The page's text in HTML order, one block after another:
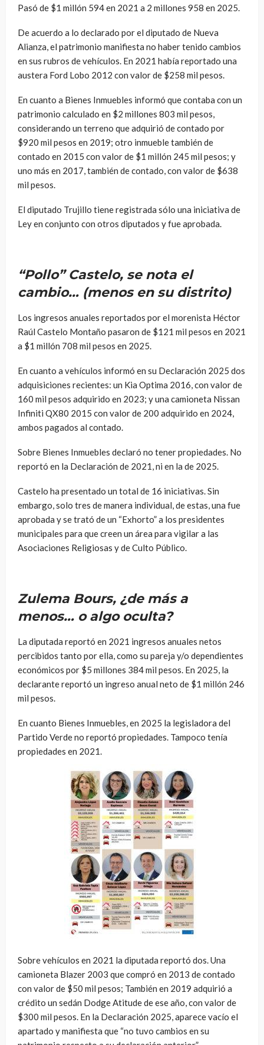
Pasó de $1 millón 594 en 2021 a 2 millones 958 en 2025.
De acuerdo a lo declarado por el diputado de Nueva
Alianza, el patrimonio manifiesta no haber tenido cambios
en sus rubros de vehículos. En 2021 había reportado una
austera Ford Lobo 2012 con valor de $258 mil pesos.
En cuanto a Bienes Inmuebles informó que contaba con un
patrimonio calculado en $2 millones 803 mil pesos,
considerando un terreno que adquirió de contado por
$920 mil pesos en 2019; otro inmueble también de
contado en 2015 con valor de $1 millón 245 mil pesos; y
uno más en 2017, también de contado, con valor de $638
mil pesos.
El diputado Trujillo tiene registrada sólo una iniciativa de
Ley en conjunto con otros diputados y fue aprobada.
“Pollo” Castelo, se nota el
cambio… (menos en su distrito)
Los ingresos anuales reportados por el morenista Héctor
Raúl Castelo Montaño pasaron de $121 mil pesos en 2021
a $1 millón 708 mil pesos en 2025.
En cuanto a vehículos informó en su Declaración 2025 dos
adquisiciones recientes: un Kia Optima 2016, con valor de
160 mil pesos adquirido en 2023; y una camioneta Nissan
Infiniti QX80 2015 con valor de 200 adquirido en 2024,
ambos pagados al contado.
Sobre Bienes Inmuebles declaró no tener propiedades. No
reportó en la Declaración de 2021, ni en la de 2025.
Castelo ha presentado un total de 16 iniciativas. Sin
embargo, solo tres de manera individual, de estas, una fue
aprobada y se trató de un “Exhorto” a los presidentes
municipales para que creen un área para vigilar a las
Asociaciones Religiosas y de Culto Público.
Zulema Bours, ¿de más a
menos… o algo oculta?
La diputada reportó en 2021 ingresos anuales netos
percibidos tanto por ella, como su pareja y/o dependientes
económicos por $5 millones 384 mil pesos. En 2025, la
declarante reportó un ingreso anual neto de $1 millón 246
mil pesos.
En cuanto Bienes Inmuebles, en 2025 la legisladora del
Partido Verde no reportó propiedades. Tampoco tenía
propiedades en 2021.
Sobre vehículos en 2021 la diputada reportó dos. Una
camioneta Blazer 2003 que compró en 2013 de contado
con valor de $50 mil pesos; También en 2019 adquirió a
crédito un sedán Dodge Atitude de ese año, con valor de
$300 mil pesos. En la Declaración 2025, aparece vacío el
apartado y manifiesta que “no tuvo cambios en su